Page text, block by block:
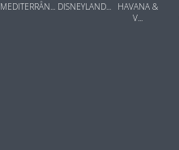
MEDITERRÂN... DISNEYLAND...
HAVANA &
V...